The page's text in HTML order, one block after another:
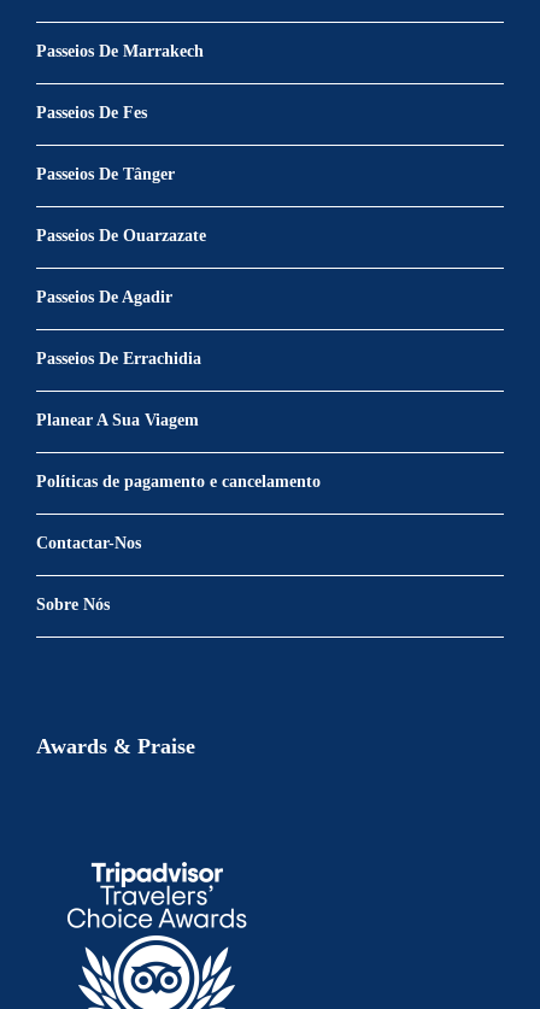
Passeios De Marrakech
Passeios De Fes
Passeios De Tânger
Passeios De Ouarzazate
Passeios De Agadir
Passeios De Errachidia
Planear A Sua Viagem
Políticas de pagamento e cancelamento
Contactar-Nos
Sobre Nós
Awards & Praise